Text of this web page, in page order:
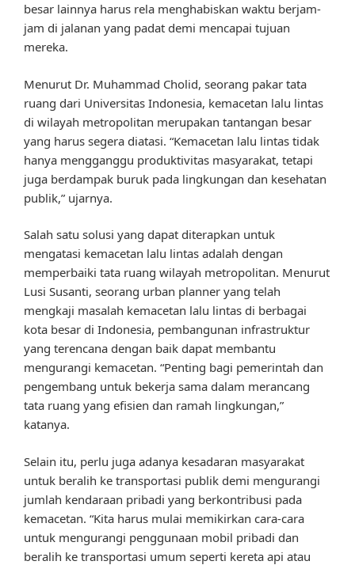
besar lainnya harus rela menghabiskan waktu berjam-
jam di jalanan yang padat demi mencapai tujuan
mereka.
Menurut Dr. Muhammad Cholid, seorang pakar tata
ruang dari Universitas Indonesia, kemacetan lalu lintas
di wilayah metropolitan merupakan tantangan besar
yang harus segera diatasi. “Kemacetan lalu lintas tidak
hanya mengganggu produktivitas masyarakat, tetapi
juga berdampak buruk pada lingkungan dan kesehatan
publik,” ujarnya.
Salah satu solusi yang dapat diterapkan untuk
mengatasi kemacetan lalu lintas adalah dengan
memperbaiki tata ruang wilayah metropolitan. Menurut
Lusi Susanti, seorang urban planner yang telah
mengkaji masalah kemacetan lalu lintas di berbagai
kota besar di Indonesia, pembangunan infrastruktur
yang terencana dengan baik dapat membantu
mengurangi kemacetan. “Penting bagi pemerintah dan
pengembang untuk bekerja sama dalam merancang
tata ruang yang efisien dan ramah lingkungan,”
katanya.
Selain itu, perlu juga adanya kesadaran masyarakat
untuk beralih ke transportasi publik demi mengurangi
jumlah kendaraan pribadi yang berkontribusi pada
kemacetan. “Kita harus mulai memikirkan cara-cara
untuk mengurangi penggunaan mobil pribadi dan
beralih ke transportasi umum seperti kereta api atau